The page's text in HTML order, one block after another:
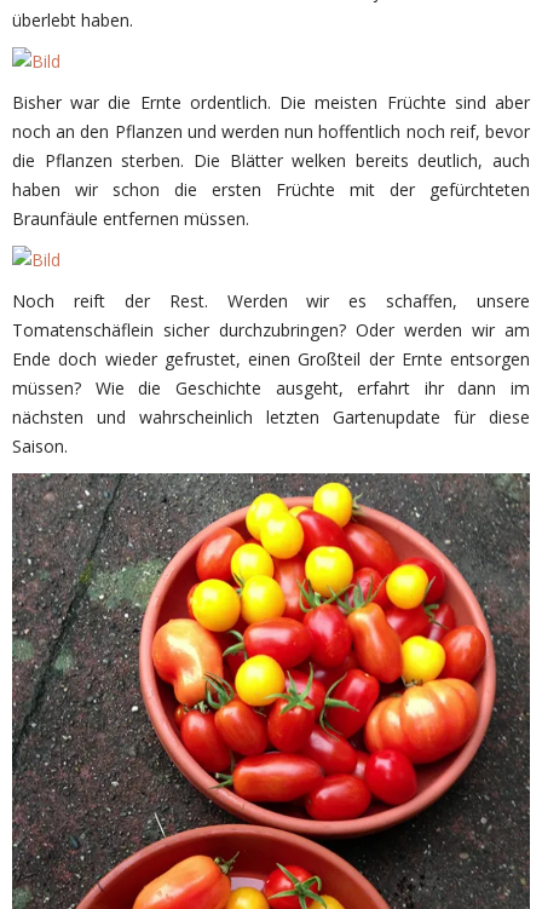
überlebt haben.
Bisher war die Ernte ordentlich. Die meisten Früchte sind aber
noch an den Pflanzen und werden nun hoffentlich noch reif, bevor
die Pflanzen sterben. Die Blätter welken bereits deutlich, auch
haben wir schon die ersten Früchte mit der gefürchteten
Braunfäule entfernen müssen.
Noch reift der Rest. Werden wir es schaffen, unsere
Tomatenschäflein sicher durchzubringen? Oder werden wir am
Ende doch wieder gefrustet, einen Großteil der Ernte entsorgen
müssen? Wie die Geschichte ausgeht, erfahrt ihr dann im
nächsten und wahrscheinlich letzten Gartenupdate für diese
Saison.